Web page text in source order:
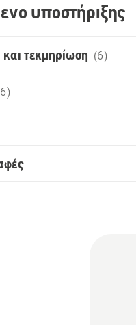
υποστήριξης
και τεκμηρίωση (6)
6)